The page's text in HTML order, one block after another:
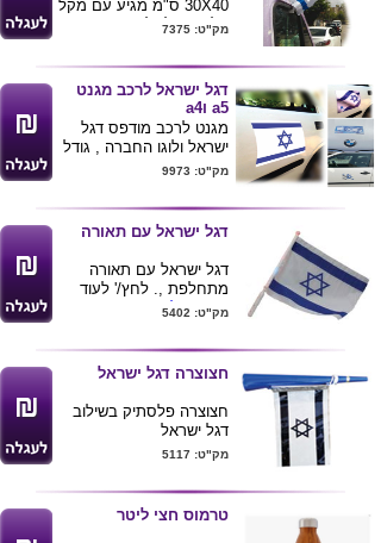
30X40 ס"מ מגיע עם מקל
פלסטיק לתליה .
יחידות
מק"ט: 7375
דגל ישראל לרכב מגנט
a5 וa4
מגנט לרכב מודפס דגל
ישראל ולוגו החברה , גודל
A4 מידות בס"מ -
מידות בס"מ - 21X14.8
ס"מ
ניתן לקבל הצעה גם
למגנטים יותר קטנים .
מינימום הזמנה להדפסה
דגל ולוגו 500 יחידות .
ניתן לרכוש דגלים סטנדרט
יחידות .
מק"ט: 9973
דגל ישראל עם תאורה
דגל ישראל עם תאורה
מתחלפת ,. לחץ/' לעוד
מוצריםליום העצמאות מק"ט: 5402
חצוצרה דגל ישראל
חצוצרה פלסתיק בשילוב
דגל ישראל
מק"ט: 5117
טרמוס חצי ליטר